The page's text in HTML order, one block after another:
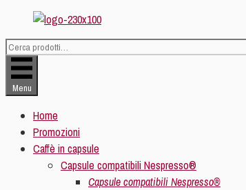
al
contenuto
Cerca:
Menu
Home
Promozioni
Caffè in capsule
Capsule compatibili Nespresso®
Capsule compatibili Nespresso®